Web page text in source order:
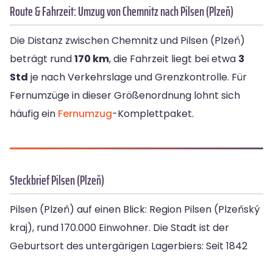
Route & Fahrzeit: Umzug von Chemnitz nach Pilsen (Plzeň)
Die Distanz zwischen Chemnitz und Pilsen (Plzeň)
beträgt rund170 km, die Fahrzeit liegt bei etwa 3
Std je nach Verkehrslage und Grenzkontrolle. Für
Fernumzüge in dieser Größenordnung lohnt sich
häufig ein Fernumzug-Komplettpaket.
Steckbrief Pilsen (Plzeň)
Pilsen (Plzeň) auf einen Blick: Region Pilsen (Plzeňský
kraj), rund 170.000 Einwohner. Die Stadt ist der
Geburtsort des untergärigen Lagerbiers: Seit 1842